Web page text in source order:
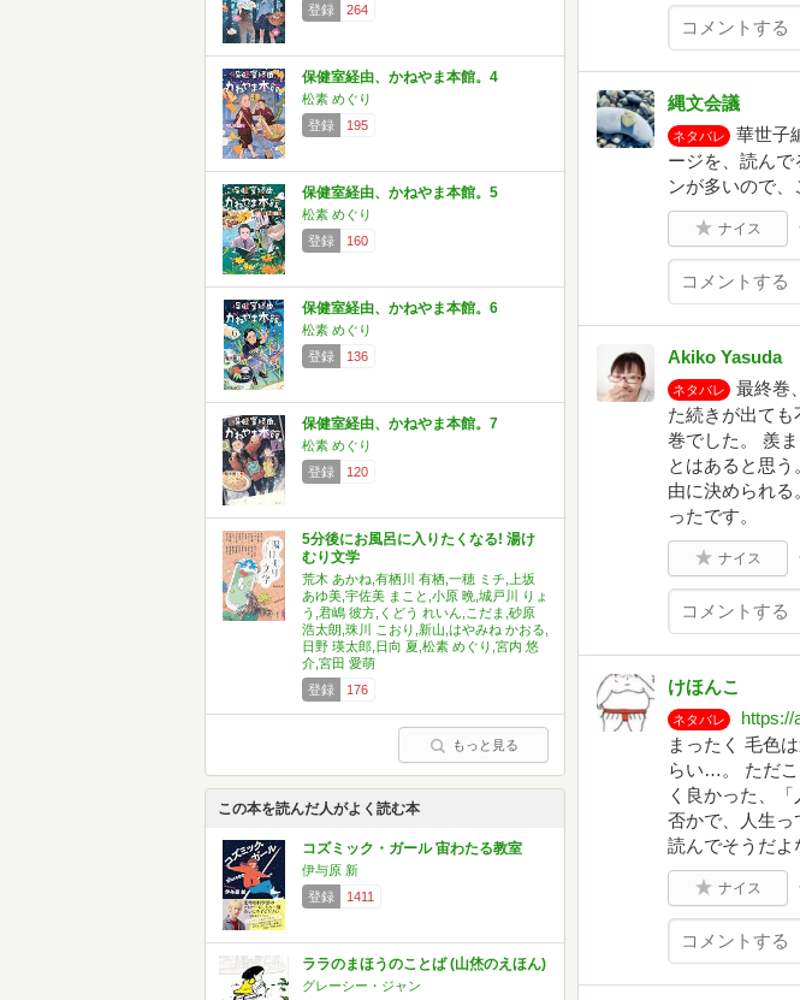
登録
264
保健室経由、かねやま本館。4
松素 めぐり
登録
195
保健室経由、かねやま本館。5
松素 めぐり
登録
160
保健室経由、かねやま本館。6
松素 めぐり
登録
136
保健室経由、かねやま本館。7
松素 めぐり
登録
120
5分後にお風呂に入りたくなる! 湯け
むり文学
荒木 あかね,有栖川 有栖,一穂 ミチ,上坂
あゆ美,宇佐美 まこと,小原 晩,城戸川 りょ
う,君嶋 彼方,くどう れいん,こだま,砂原
浩太朗,珠川 こおり,新山,はやみね かおる,
日野 瑛太郎,日向 夏,松素 めぐり,宮内 悠
介,宮田 愛萌
登録
176
もっと見る
この本を読んだ人がよく読む本
コズミック・ガール 宙わたる教室
伊与原 新
登録
1411
ララのまほうのことば (山烋のえほん)
グレーシー・ジャン
縄文会議
ネタバレ
華世子
ージを、読ん
ンが多いので、
ナイス
Akiko Yasuda
ネタバレ
最終巻
た続きが出て
巻でした。 羨
とはあると思
由に決められ
ったです。
ナイス
けほんこ
ネタバレ https://
まったく 毛色
らい…。 ただ
く良かった、
否かで、人生っ
読んでそうだよ
ナイス